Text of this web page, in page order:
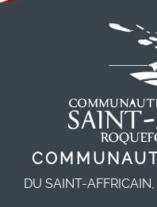
DU SAINT-